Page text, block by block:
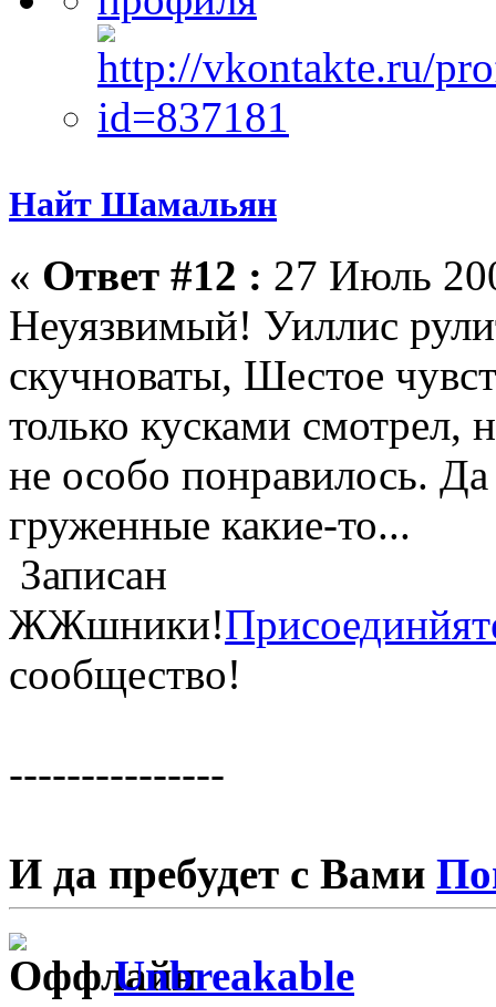
Найт Шамальян
« Ответ #12 : 27 Июль
Неуязвимый! Уиллис
скучноваты, Шестое
только кусками смотрел,
не особо понравилось.
груженные какие-то...
Записан
ЖЖшники!
сообщество!
---------------
И да пребудет с Вами
Unbreakable